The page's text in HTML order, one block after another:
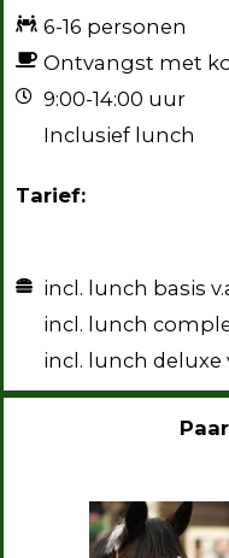
6-16 personen
Ontvangst met
9:00-14:00 uur
Inclusief lunch
Tarief:
incl. lunch basis
incl. lunch
incl. lunch deluxe